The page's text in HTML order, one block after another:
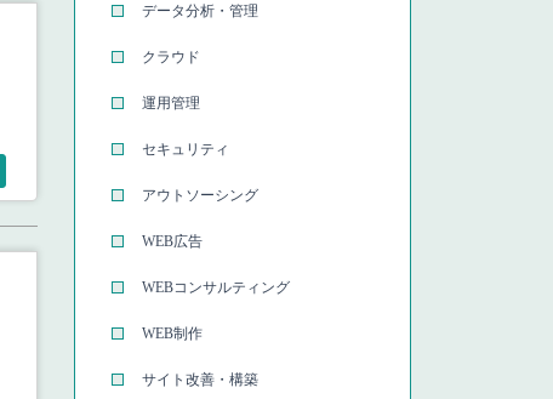
データ分析・管理
クラウド
運用管理
セキュリティ
アウトソーシング
WEB広告
WEBコンサルティング
WEB制作
サイト改善・構築